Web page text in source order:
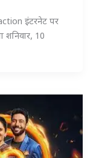
इंटरनेट पर
शनिवार, 10